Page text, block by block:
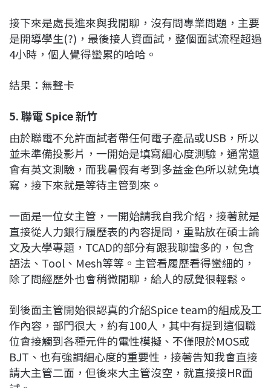
接下來是處長進來與我閒聊，沒有問專業問題，主要
是開導學生(?)，最後接人資面試，整個面試流程超過
4小時，個人覺得蠻累的哈哈。
結果：無聲卡
5. 聯電 Spice 新竹
由於聯電不允許面試者帶任何電子產品或USB，所以
並未準備投影片，一開始是填寫細心度測驗，通常還
會有英文測驗，而我暑假有考到多益金色所以就免填
寫，接下來就是等待主管到來。
一面是一位女主管，一開始請我自我介紹，接著就是
直接從人力銀行履歷表的內容提問，重點放在碩士論
文及大學專題，TCAD的部分有跟我聊蠻多的，包含
語法、Tool、Mesh等等。主管看履歷看得蠻細的，
除了問經歷外也會稍微閒聊，給人的感覺很輕鬆。
到後面主管開始很認真的介紹Spice team的組成及工
作內容，部門很大，約有100人，其中有提到這個職
位會接觸到各種元件的電性模擬、不僅限於MOS或
BJT、也有強調細心度的重要性，接著告知我會直接
請大主管二面，但後來大主管沒空，就直接接HR面